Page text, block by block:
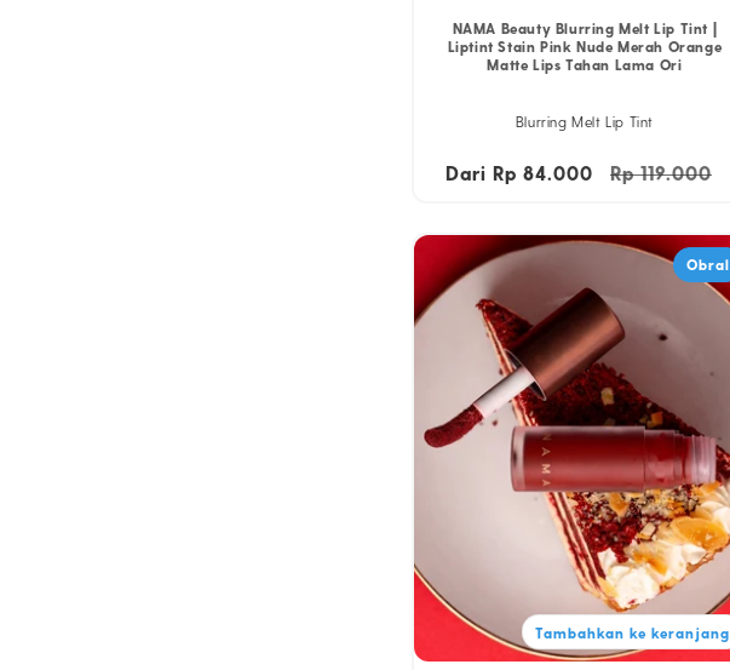
NAMA Beauty Blurring Melt Lip Tint |
Liptint Stain Pink Nude Merah Orange
Matte Lips Tahan Lama Ori
Blurring Melt Lip Tint
Dari Rp 84.000
Harga
Rp 119.000
Obral
Tambahkan ke keranjang